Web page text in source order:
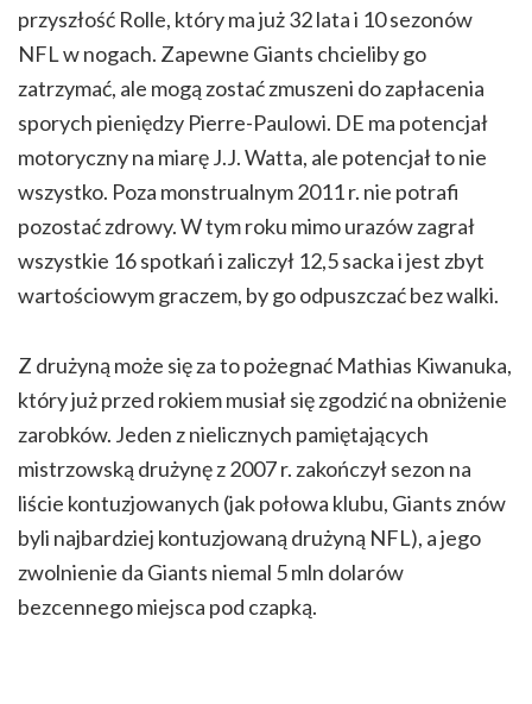
przyszłość Rolle, który ma już 32 lata i 10 sezonów
NFL w nogach. Zapewne Giants chcieliby go
zatrzymać, ale mogą zostać zmuszeni do zapłacenia
sporych pieniędzy Pierre-Paulowi. DE ma potencjał
motoryczny na miarę J.J. Watta, ale potencjał to nie
wszystko. Poza monstrualnym 2011 r. nie potrafi
pozostać zdrowy. W tym roku mimo urazów zagrał
wszystkie 16 spotkań i zaliczył 12,5 sacka i jest zbyt
wartościowym graczem, by go odpuszczać bez walki.
Z drużyną może się za to pożegnać Mathias Kiwanuka,
który już przed rokiem musiał się zgodzić na obniżenie
zarobków. Jeden z nielicznych pamiętających
mistrzowską drużynę z 2007 r. zakończył sezon na
liście kontuzjowanych (jak połowa klubu, Giants znów
byli najbardziej kontuzjowaną drużyną NFL), a jego
zwolnienie da Giants niemal 5 mln dolarów
bezcennego miejsca pod czapką.